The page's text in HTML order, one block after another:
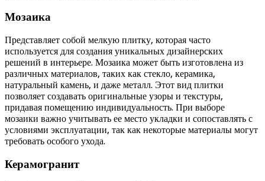
Мозаика
Представляет собой мелкую плитку, которая часто
используется для создания уникальных дизайнерских
решений в интерьере. Мозаика может быть изготовлена из
различных материалов, таких как стекло, керамика,
натуральный камень, и даже металл. Этот вид плитки
позволяет создавать оригинальные узоры и текстуры,
придавая помещению индивидуальность. При выборе
мозаики важно учитывать ее место укладки и сопоставлять с
условиями эксплуатации, так как некоторые материалы могут
требовать особого ухода.
Керамогранит